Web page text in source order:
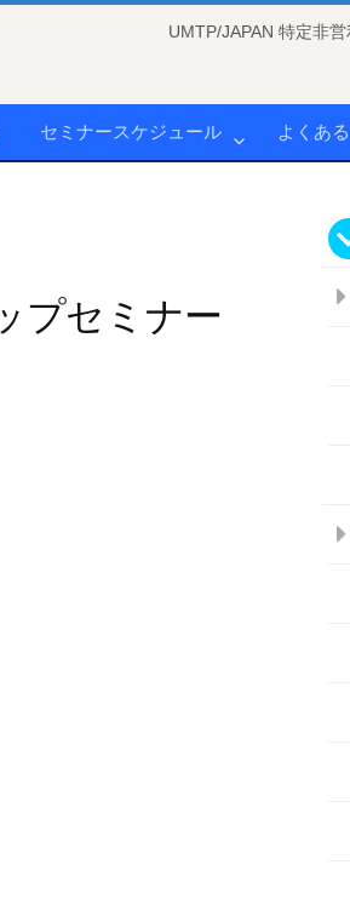
UMTP/JAPAN 特定非
セミナースケジュール よくあ
プセミナー